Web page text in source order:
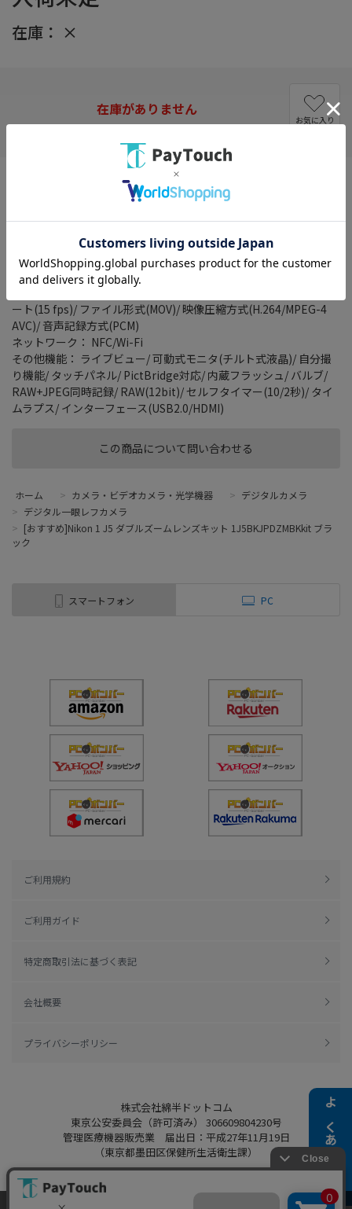
よくある質問
在庫： ×
この商品について問い合わせる
在庫がありません
お気に入り
4K動画やモダンなデザインを採用したミラーレス一眼カメラ
レンズマウント： ニコン1マウント
有効画素数： 2081万画素
連写撮影： 60 コマ/秒
記録メディア： microSDHC/ microSDXC
動画撮影： 4K対応/ 動画記録画素数(4K(3840x2160))/ フレームレ
ート(15 fps)/ ファイル形式(MOV)/ 映像圧縮方式(H.264/MPEG-4
AVC)/ 音声記録方式(PCM)
ネットワーク： NFC/Wi-Fi
その他機能： ライブビュー/ 可動式モニタ(チルト式液晶)/ 自分撮
り機能/ タッチパネル/ PictBridge対応/ 内蔵フラッシュ/ バルブ/
RAW+JPEG同時記録/ RAW(12bit)/ セルフタイマー(10/2秒)/ タイ
ムラプス/ インターフェース(USB2.0/HDMI)
ホーム > カメラ・ビデオカメラ・光学機器 > デジタルカメラ
> デジタル一眼レフカメラ
> [おすすめ]Nikon 1 J5 ダブルズームレンズキット 1J5BKJPDZMBKkit ブラ
ック
スマートフォン PC
ご利用規約
ご利用ガイド
特定商取引法に基づく表記
会社概要
プライバシーポリシー
株式会社綿半ドットコム
東京公安委員会（許可済み） 306609804230号
管理医療機器販売業 届出日：平成27年11月19日
（東京都墨田区保健所生活衛生課）